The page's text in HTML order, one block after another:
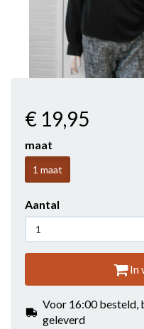
€ 19,95
maat
1 maat
Aantal
In
Voor 16:00 besteld,
geleverd